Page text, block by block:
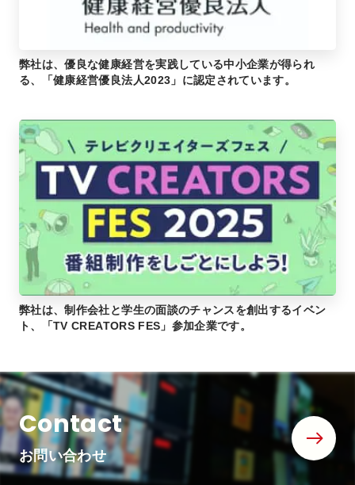
弊社は、優良な健康経営を実践している中小企業が得られ
る、「健康経営優良法人2023」に認定されています。
弊社は、制作会社と学生の面談のチャンスを創出するイベン
ト、「TV CREATORS FES」参加企業です。
Contact
お問い合わせ